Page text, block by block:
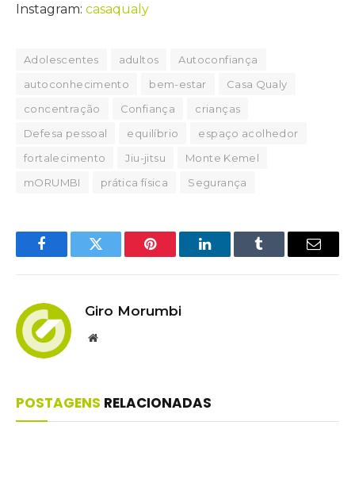
Instagram: casaqualy
Adolescentes adultos
Autoconfiança
autoconhecimento
bem-estar
Casa Qualy
concentração
Confiança
crianças
Defesa pessoal
equilíbrio
espaço acolhedor
fortalecimento
Jiu-jitsu
Monte Kemel
mORUMBI
prática física Segurança
FacebookTwitter Pinterest LinkedInTumblr Email
Giro Morumbi
Website
POSTAGENS RELACIONADAS